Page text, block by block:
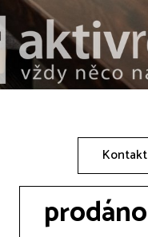
Kontakt
prodáno